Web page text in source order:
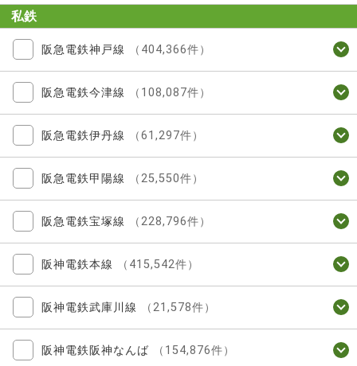
私鉄
阪急電鉄神戸線 （404,366件）
阪急電鉄今津線 （108,087件）
阪急電鉄伊丹線 （61,297件）
阪急電鉄甲陽線 （25,550件）
阪急電鉄宝塚線 （228,796件）
阪神電鉄本線 （415,542件）
阪神電鉄武庫川線 （21,578件）
阪神電鉄阪神なんば （154,876件）